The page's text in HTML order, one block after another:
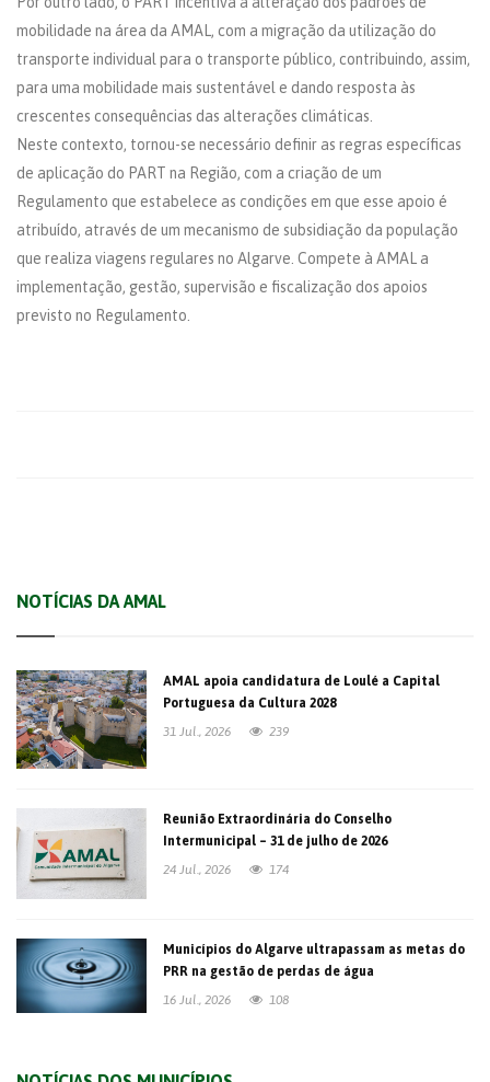
mobilidade na área da AMAL, com a migração da utilização do
transporte individual para o transporte público, contribuindo, assim,
para uma mobilidade mais sustentável e dando resposta às
crescentes consequências das alterações climáticas.
Neste contexto, tornou-se necessário definir as regras específicas
de aplicação do PART na Região, com a criação de um
Regulamento que estabelece as condições em que esse apoio é
atribuído, através de um mecanismo de subsidiação da população
que realiza viagens regulares no Algarve. Compete à AMAL a
implementação, gestão, supervisão e fiscalização dos apoios
previsto no Regulamento.
NOTÍCIAS DA AMAL
AMAL apoia candidatura de Loulé a Capital
Portuguesa da Cultura 2028
31 Jul., 2026
239
Reunião Extraordinária do Conselho
Intermunicipal – 31 de julho de 2026
24 Jul., 2026
174
Municípios do Algarve ultrapassam as metas do
PRR na gestão de perdas de água
16 Jul., 2026
108